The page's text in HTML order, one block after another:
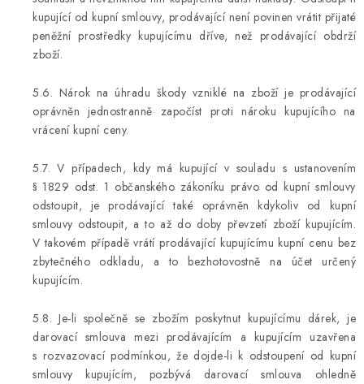
kupující od kupní smlouvy, prodávající není povinen vrátit přijaté
peněžní prostředky kupujícímu dříve, než prodávající obdrží
zboží.
5.6. Nárok na úhradu škody vzniklé na zboží je prodávající
oprávněn jednostranně započíst proti nároku kupujícího na
vrácení kupní ceny.
5.7. V případech, kdy má kupující v souladu s ustanovením
§ 1829 odst. 1 občanského zákoníku právo od kupní smlouvy
odstoupit, je prodávající také oprávněn kdykoliv od kupní
smlouvy odstoupit, a to až do doby převzetí zboží kupujícím.
V takovém případě vrátí prodávající kupujícímu kupní cenu bez
zbytečného odkladu, a to bezhotovostně na účet určený
kupujícím.
5.8. Je-li společně se zbožím poskytnut kupujícímu dárek, je
darovací smlouva mezi prodávajícím a kupujícím uzavřena
s rozvazovací podmínkou, že dojde-li k odstoupení od kupní
smlouvy kupujícím, pozbývá darovací smlouva ohledně